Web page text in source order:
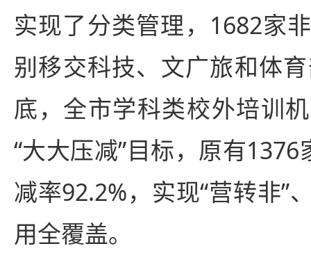
实现了分类管理，1682家
别移交科技、文广旅和体
底，全市学科类校外培训
“大大压减”目标，原有
减率92.2%，实现“营转非”
用全覆盖。